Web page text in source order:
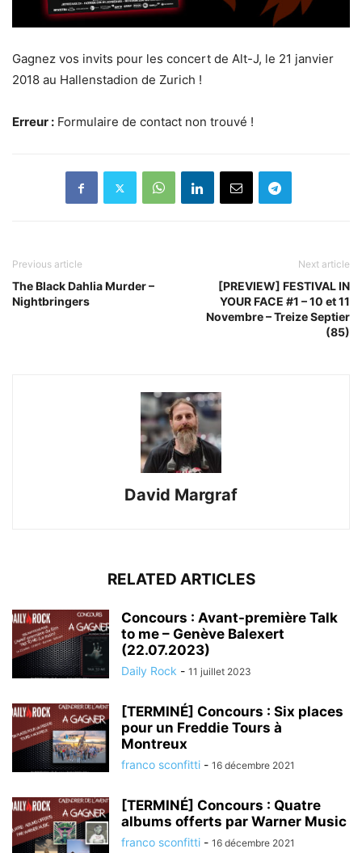
Gagnez vos invits pour les concert de Alt-J, le 21 janvier
2018 au Hallenstadion de Zurich !
Erreur : Formulaire de contact non trouvé !
Previous article
The Black Dahlia Murder –
Nightbringers
Next article
[PREVIEW] FESTIVAL IN
YOUR FACE #1 – 10 et 11
Novembre – Treize Septier
(85)
David Margraf
RELATED ARTICLES
Concours : Avant-première Talk
to me – Genève Balexert
(22.07.2023)
Daily Rock - 11 juillet 2023
[TERMINÉ] Concours : Six places
pour un Freddie Tours à
Montreux
franco sconfitti - 16 décembre 2021
[TERMINÉ] Concours : Quatre
albums offerts par Warner Music
franco sconfitti - 16 décembre 2021